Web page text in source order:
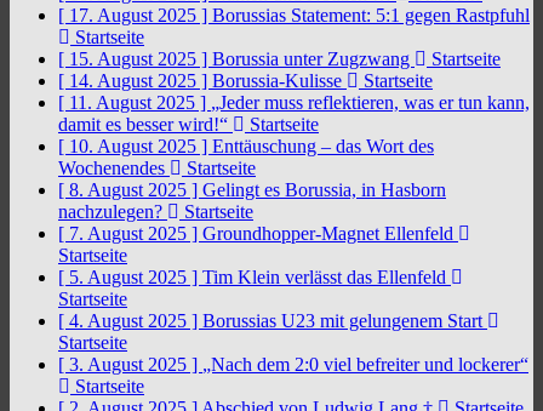
[ 17. August 2025 ] Borussias Statement: 5:1 gegen Rastpfuhl
Startseite
[ 15. August 2025 ] Borussia unter Zugzwang
Startseite
[ 14. August 2025 ] Borussia-Kulisse
Startseite
[ 11. August 2025 ] „Jeder muss reflektieren, was er tun kann,
damit es besser wird!“
Startseite
[ 10. August 2025 ] Enttäuschung – das Wort des
Wochenendes
Startseite
[ 8. August 2025 ] Gelingt es Borussia, in Hasborn
nachzulegen?
Startseite
[ 7. August 2025 ] Groundhopper-Magnet Ellenfeld
Startseite
[ 5. August 2025 ] Tim Klein verlässt das Ellenfeld
Startseite
[ 4. August 2025 ] Borussias U23 mit gelungenem Start
Startseite
[ 3. August 2025 ] „Nach dem 2:0 viel befreiter und lockerer“
Startseite